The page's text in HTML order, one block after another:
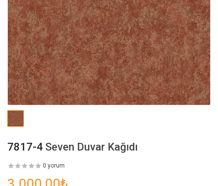
7817-4 Seven Duvar Kağıdı
0 yorum